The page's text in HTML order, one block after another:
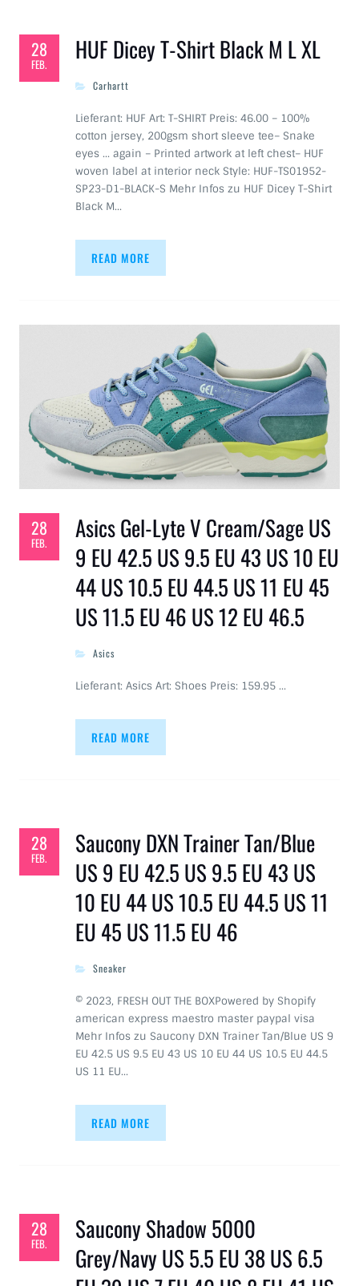
28
FEB. HUF Dicey T-Shirt Black M L XL
Carhartt
Lieferant: HUF Art: T-SHIRT Preis: 46.00 – 100%
cotton jersey, 200gsm short sleeve tee– Snake
eyes … again – Printed artwork at left chest– HUF
woven label at interior neck Style: HUF-TS01952-
SP23-D1-BLACK-S Mehr Infos zu HUF Dicey T-Shirt
Black M…
READ MORE
28
FEB.
Asics Gel-Lyte V Cream/Sage US
9 EU 42.5 US 9.5 EU 43 US 10 EU
44 US 10.5 EU 44.5 US 11 EU 45
US 11.5 EU 46 US 12 EU 46.5
Asics
Lieferant: Asics Art: Shoes Preis: 159.95 …
READ MORE
28
FEB.
Saucony DXN Trainer Tan/Blue
US 9 EU 42.5 US 9.5 EU 43 US
10 EU 44 US 10.5 EU 44.5 US 11
EU 45 US 11.5 EU 46
Sneaker
© 2023, FRESH OUT THE BOXPowered by Shopify
american express maestro master paypal visa
Mehr Infos zu Saucony DXN Trainer Tan/Blue US 9
EU 42.5 US 9.5 EU 43 US 10 EU 44 US 10.5 EU 44.5
US 11 EU…
READ MORE
28
FEB.
Saucony Shadow 5000
Grey/Navy US 5.5 EU 38 US 6.5